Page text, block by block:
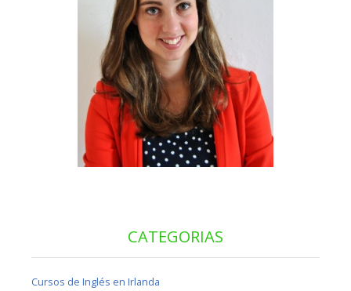
CATEGORIAS
Cursos de Inglés en Irlanda